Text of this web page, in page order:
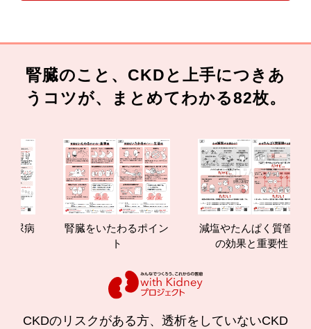
腎臓のこと、CKDと上手につきあ
うコツが、まとめてわかる82枚。
腎臓をいたわるポイン
減塩やたんぱく質管理
の効果と重要性
CKDのリスクがある方、透析をしていないCKD